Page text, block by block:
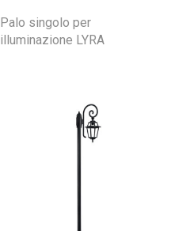
Palo singolo per
illuminazione LYRA